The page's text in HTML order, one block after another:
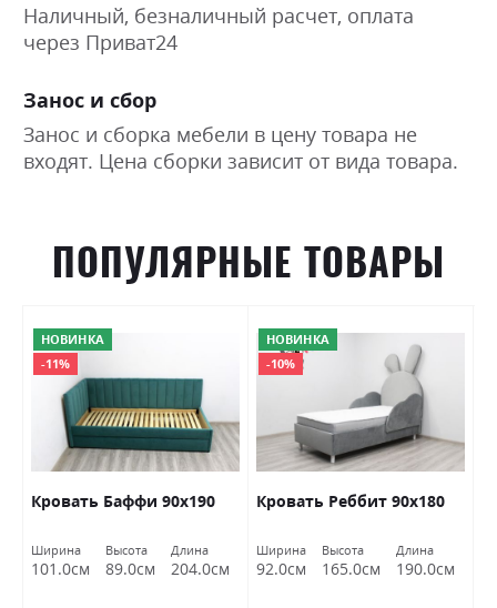
Наличный, безналичный расчет, оплата
через Приват24
Занос и сбор
Занос и сборка мебели в цену товара не
входят. Цена сборки зависит от вида товара.
ПОПУЛЯРНЫЕ ТОВАРЫ
НОВИНКА
-11%
Кровать Баффи 90х190
Ширина
101.0см
Высота
89.0см
Длина
204.0см
НОВИНКА
-10%
Кровать Реббит 90х180
Ширина
92.0см
Высота
165.0см
Длина
190.0см